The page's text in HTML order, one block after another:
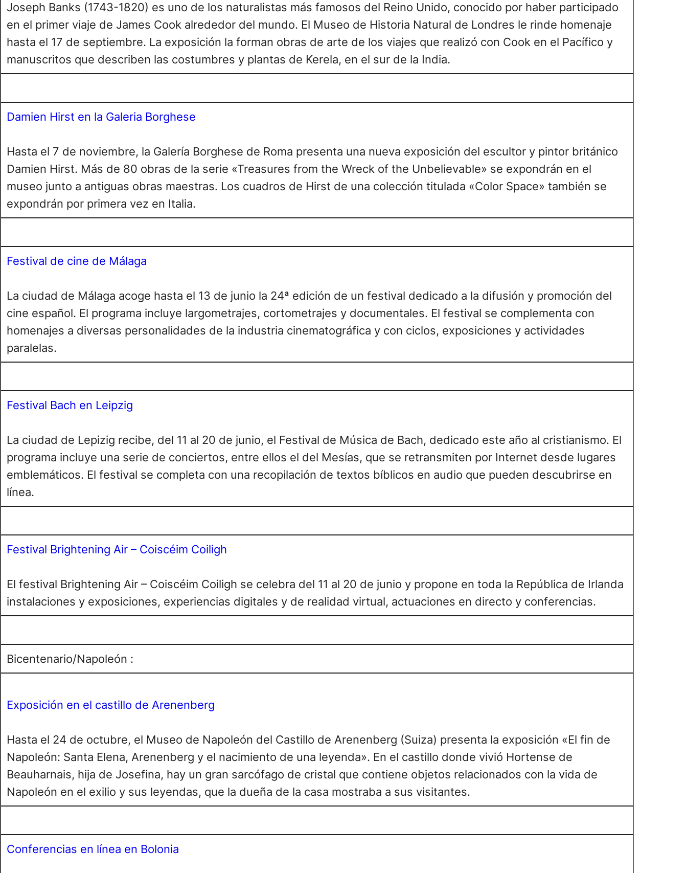
Joseph Banks (1743-1820) es uno de los naturalistas más famosos del Reino Unido, conocido por haber participado
en el primer viaje de James Cook alrededor del mundo. El Museo de Historia Natural de Londres le rinde homenaje
hasta el 17 de septiembre. La exposición la forman obras de arte de los viajes que realizó con Cook en el Pacífico y
manuscritos que describen las costumbres y plantas de Kerela, en el sur de la India.
Damien Hirst en la Galeria Borghese
Hasta el 7 de noviembre, la Galería Borghese de Roma presenta una nueva exposición del escultor y pintor británico
Damien Hirst. Más de 80 obras de la serie «Treasures from the Wreck of the Unbelievable» se expondrán en el
museo junto a antiguas obras maestras. Los cuadros de Hirst de una colección titulada «Color Space» también se
expondrán por primera vez en Italia.
Festival de cine de Málaga
La ciudad de Málaga acoge hasta el 13 de junio la 24ª edición de un festival dedicado a la difusión y promoción del
cine español. El programa incluye largometrajes, cortometrajes y documentales. El festival se complementa con
homenajes a diversas personalidades de la industria cinematográfica y con ciclos, exposiciones y actividades
paralelas.
Festival Bach en Leipzig
La ciudad de Lepizig recibe, del 11 al 20 de junio, el Festival de Música de Bach, dedicado este año al cristianismo. El
programa incluye una serie de conciertos, entre ellos el del Mesías, que se retransmiten por Internet desde lugares
emblemáticos. El festival se completa con una recopilación de textos bíblicos en audio que pueden descubrirse en
línea.
Festival Brightening Air – Coiscéim Coiligh
El festival Brightening Air – Coiscéim Coiligh se celebra del 11 al 20 de junio y propone en toda la República de Irlanda
instalaciones y exposiciones, experiencias digitales y de realidad virtual, actuaciones en directo y conferencias.
Bicentenario/Napoleón :
Exposición en el castillo de Arenenberg
Hasta el 24 de octubre, el Museo de Napoleón del Castillo de Arenenberg (Suiza) presenta la exposición «El fin de
Napoleón: Santa Elena, Arenenberg y el nacimiento de una leyenda». En el castillo donde vivió Hortense de
Beauharnais, hija de Josefina, hay un gran sarcófago de cristal que contiene objetos relacionados con la vida de
Napoleón en el exilio y sus leyendas, que la dueña de la casa mostraba a sus visitantes.
Conferencias en línea en Bolonia